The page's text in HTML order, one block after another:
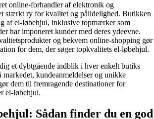
online-forhandler af elektronik og
stærkt ry for kvalitet og pålidelighed. Butikken
af el-løbehjul, inklusive topmærker som
har imponeret kunder med deres ydeevne.
og bekvem online-shopping gør
for dem, der søger topkvalitets el-løbehjul.
et dybtgående indblik i hver enkelt butiks
markedet, kundeanmeldelser og unikke
dem til fremragende destinationer for
el-løbehjul.
Sådan finder du en god